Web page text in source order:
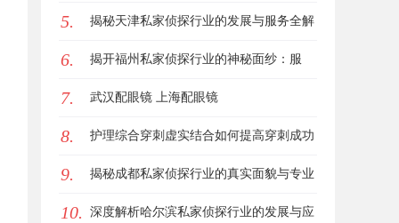
服务
5. 揭秘天津私家侦探行业的发展与服务全解
析
6. 揭开福州私家侦探行业的神秘面纱：服
务、优势与法律解析
7. 武汉配眼镜 上海配眼镜
8. 护理综合穿刺虚实结合如何提高穿刺成功
率？立方幻境给出答案
9. 揭秘成都私家侦探行业的真实面貌与专业
服务
10. 深度解析哈尔滨私家侦探行业的发展与应